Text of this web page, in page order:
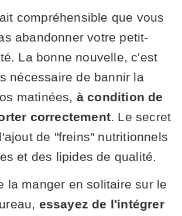
compréhensible que vous
abandonner votre petit-
La bonne nouvelle, c'est
nécessaire de bannir la
matinées, à condition de
correctement . Le secret
de "freins" nutritionnels
et des lipides de qualité.
la manger en solitaire sur le
essayez de l'intégrer